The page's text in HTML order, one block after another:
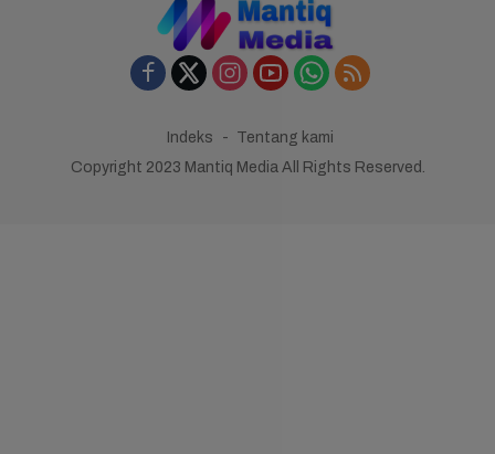
Indeks
Tentang kami
Copyright 2023 Mantiq Media All Rights Reserved.